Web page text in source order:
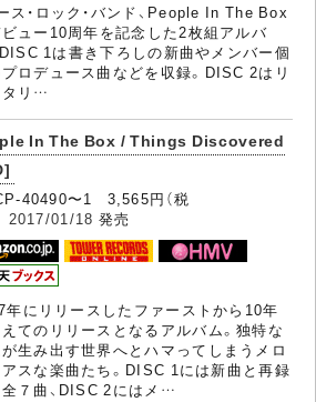
ス・ロック・バンド、People In The Box
ュー10周年を記念した2枚組アルバ
1は書き下ろしの新曲やメンバー個
ロデュース曲などを収録。DISC 2はリ
タリ…
In The Box / Things Discovered
40490〜1 3,565円（税
2017/01/18 発売
年にリリースしたファーストから10年
てのリリースとなるアルバム。独特な
生み出す世界へとハマってしまうメロ
スな楽曲たち。DISC 1には新曲と再録
７曲、DISC 2にはメ…